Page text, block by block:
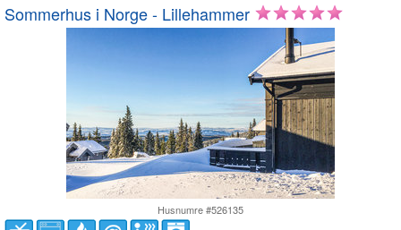
Sommerhus i Norge - Lillehammer
Husnumre #526135